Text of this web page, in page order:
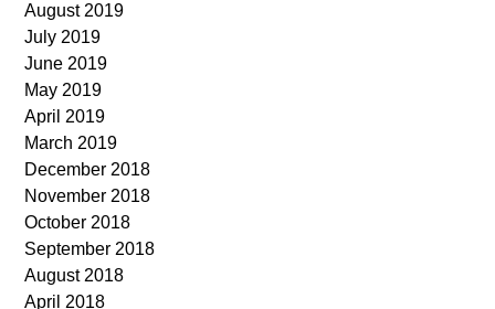
August 2019
July 2019
June 2019
May 2019
April 2019
March 2019
December 2018
November 2018
October 2018
September 2018
August 2018
April 2018